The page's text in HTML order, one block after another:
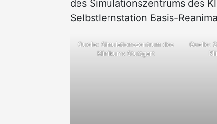
des Simulationszentrums des
Selbstlernstation Basis-
Quelle: Simulationszentrum des
Klinikums Stuttgart
Quelle: